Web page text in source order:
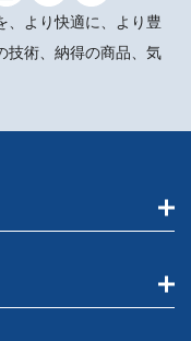
、より快適に、より豊
技術、納得の商品、気